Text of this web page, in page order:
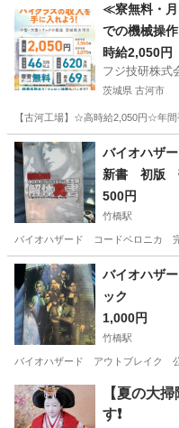
≪寮無料・
での機械操
時給2,050円
フジ技研株式
茨城県 古河市
【古河工場】☆高時給2,050円☆年
茨城 古河市 その他
バイオハザ
新書 初版
500円
竹橋駅
バイオハザード コードベロニカ
東京 千代田区 竹橋駅
バイオハザ
ック
1,000円
竹橋駅
バイオハザード アウトブレイク
東京 千代田区 竹橋駅
【夏の大
す❗️